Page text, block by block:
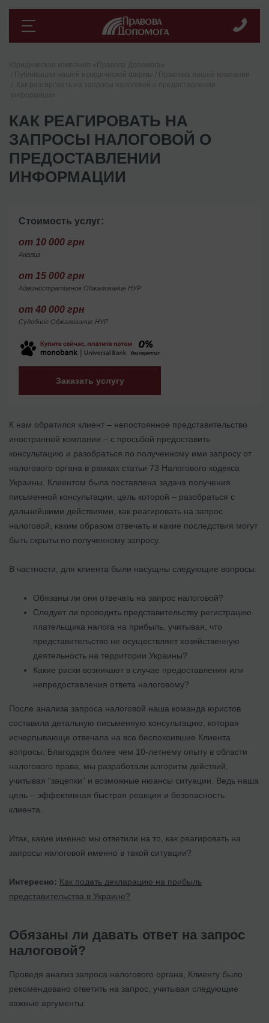
КАК РЕАГИРОВАТЬ НА
ЗАПРОСЫ НАЛОГОВОЙ О
ПРЕДОСТАВЛЕНИИ
ИНФОРМАЦИИ
Стоимость услуг:
от 10 000 грн
Анализ
от 15 000 грн
Административное Обжалование НУР
от 40 000 грн
Судебное Обжалование НУР
Заказать услугу
К нам обратился клиент – непостоянное представительство
иностранной компании – с просьбой предоставить
консультацию и разобраться по полученному ими запросу от
налогового органа в рамках статьи 73 Налогового кодекса
Украины. Клиентом была поставлена задача получения
письменной консультации, цель которой – разобраться с
дальнейшими действиями, как реагировать на запрос
налоговой, каким образом отвечать и какие последствия могут
быть скрыты по полученному запросу.
В частности, для клиента были насущны следующие вопросы:
Обязаны ли они отвечать на запрос налоговой?
Следует ли проводить представительству регистрацию
плательщика налога на прибыль, учитывая, что
представительство не осуществляет хозяйственную
деятельность на территории Украины?
Какие риски возникают в случае предоставления или
непредоставления ответа налоговому?
После анализа запроса налоговой наша команда юристов
составила детальную письменную консультацию, которая
исчерпывающе отвечала на все беспокоившие Клиента
вопросы. Благодаря более чем 10-летнему опыту в области
налогового права, мы разработали алгоритм действий,
учитывая “зацепки” и возможные нюансы ситуации. Ведь наша
цель – эффективная быстрая реакция и безопасность
клиента.
Итак, какие именно мы ответили на то, как реагировать на
запросы налоговой именно в такой ситуации?
Интересно: Как подать декларацию на прибыль
представительства в Украине?
Обязаны ли давать ответ на запрос
налоговой?
Проведя анализ запроса налогового органа, Клиенту было
рекомендовано ответить на запрос, учитывая следующие
важные аргументы: